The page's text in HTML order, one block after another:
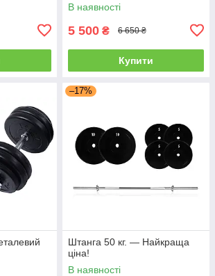
В наявності
5 500 ₴ 6 650 ₴
Купити
–17%
Штанга 50 кг. — Найкраща
ціна!
В наявності